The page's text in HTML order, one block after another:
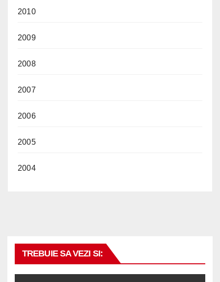
2010
2009
2008
2007
2006
2005
2004
TREBUIE SA VEZI SI: